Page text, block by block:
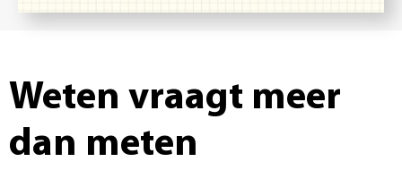
Weten vraagt meer
dan meten